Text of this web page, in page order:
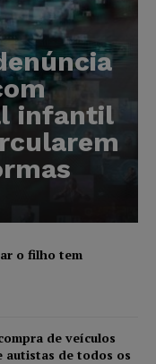
infantil
o filho tem
de veículos
autistas de todos os